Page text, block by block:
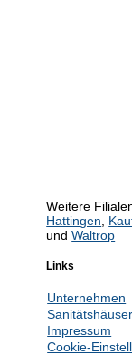
Weitere
Hattingen
undWaltrop
Links
Unternehmen
Sanitätshäuser
Impressum
Cookie-